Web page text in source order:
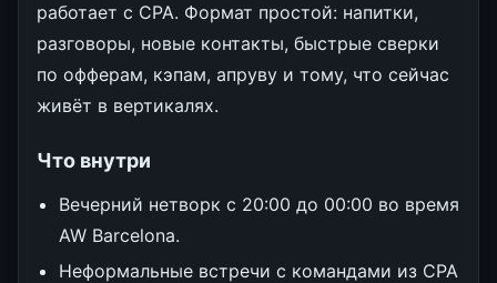
работает с CPA. Формат простой: напитки,
разговоры, новые контакты, быстрые сверки
по офферам, кэпам, апруву и тому, что сейчас
живёт в вертикалях.
Что внутри
Вечерний нетворк с 20:00 до 00:00 во время
AW Barcelona.
Неформальные встречи с командами из CPA